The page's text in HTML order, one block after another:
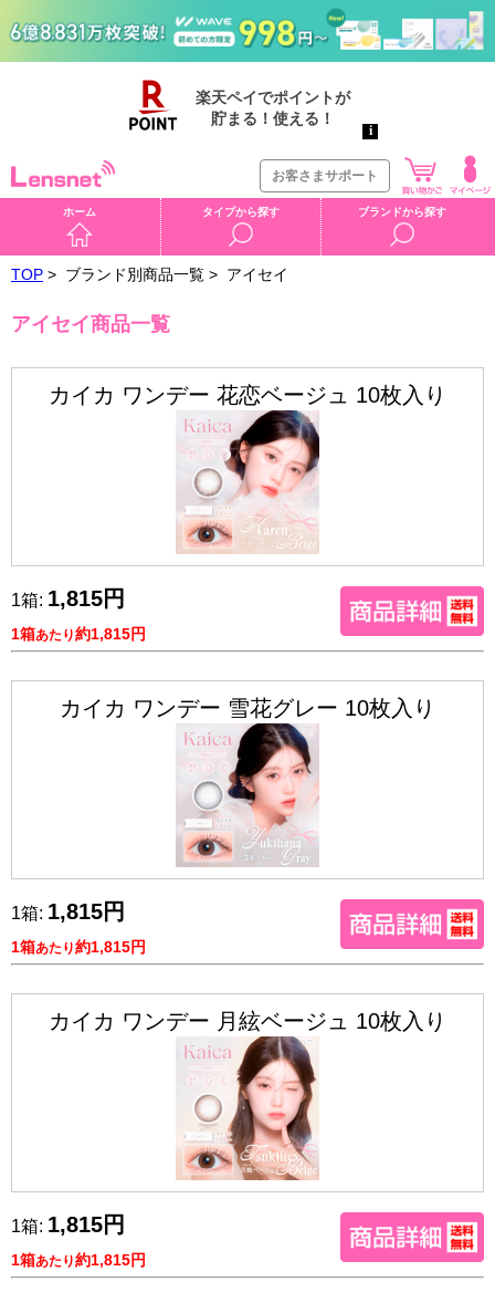
お客さまサポート
ホーム タイプから探す ブランドから探す
TOP > ブランド別商品一覧 > アイセイ
アイセイ商品一覧
カイカ ワンデー 花恋ベージュ 10枚入り
1箱: 1,815円
1箱あたり約1,815円
カイカ ワンデー 雪花グレー 10枚入り
1箱: 1,815円
1箱あたり約1,815円
カイカ ワンデー 月絃ベージュ 10枚入り
1箱: 1,815円
1箱あたり約1,815円